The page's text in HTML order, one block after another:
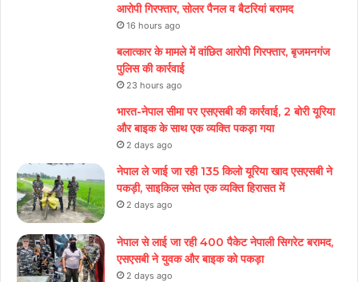
आरोपी गिरफ्तार, सोलर पैनल व बैटरियां बरामद
16 hours ago
बलात्कार के मामले में वांछित आरोपी गिरफ्तार, बृजमनगंज
पुलिस की कार्रवाई
23 hours ago
भारत-नेपाल सीमा पर एसएसबी की कार्रवाई, 2 बोरी यूरिया
और बाइक के साथ एक व्यक्ति पकड़ा गया
2 days ago
नेपाल ले जाई जा रही 135 किलो यूरिया खाद एसएसबी ने
पकड़ी, साइकिल समेत एक व्यक्ति हिरासत में
2 days ago
नेपाल से लाई जा रही 400 पैकेट नेपाली सिगरेट बरामद,
एसएसबी ने युवक और बाइक को पकड़ा
2 days ago